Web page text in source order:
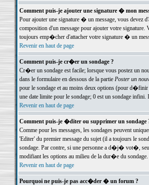
Comment puis-je ajouter une signature � mon
Pour ajouter une signature � un message, vous
composition d'un message pour ajouter votre
toujours emp�cher d'attacher votre signature � un
Revenir en haut de page
Comment puis-je cr�er un sondage ?
Cr�er un sondage est facile; lorsque vous postez un
dans le formulaire en dessous de la partie Poster un
pour le sondage et au moins deux options (pour
une date limite pour le sondage; 0 est un sondage
Revenir en haut de page
Comment puis-je �diter ou supprimer un sondage
Comme pour les messages, les sondages peuvent
'Editer' du premier message du sujet (il a toujours le
sondage. Par contre, si une personne a d�j� vot�,
modifiant les options au milieu de la dur�e du sondage.
Revenir en haut de page
Pourquoi ne puis-je pas acc�der � un forum ?